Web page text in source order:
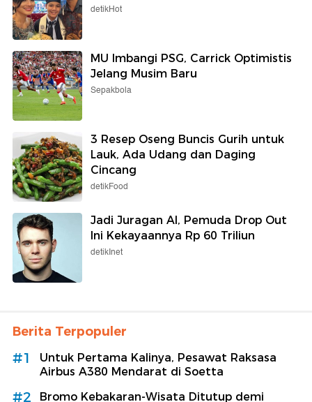
detikHot
MU Imbangi PSG, Carrick Optimistis
Jelang Musim Baru
Sepakbola
3 Resep Oseng Buncis Gurih untuk
Lauk, Ada Udang dan Daging
Cincang
detikFood
Jadi Juragan AI, Pemuda Drop Out
Ini Kekayaannya Rp 60 Triliun
detikInet
Berita Terpopuler
#1
Untuk Pertama Kalinya, Pesawat Raksasa
Airbus A380 Mendarat di Soetta
#2
Bromo Kebakaran-Wisata Ditutup demi